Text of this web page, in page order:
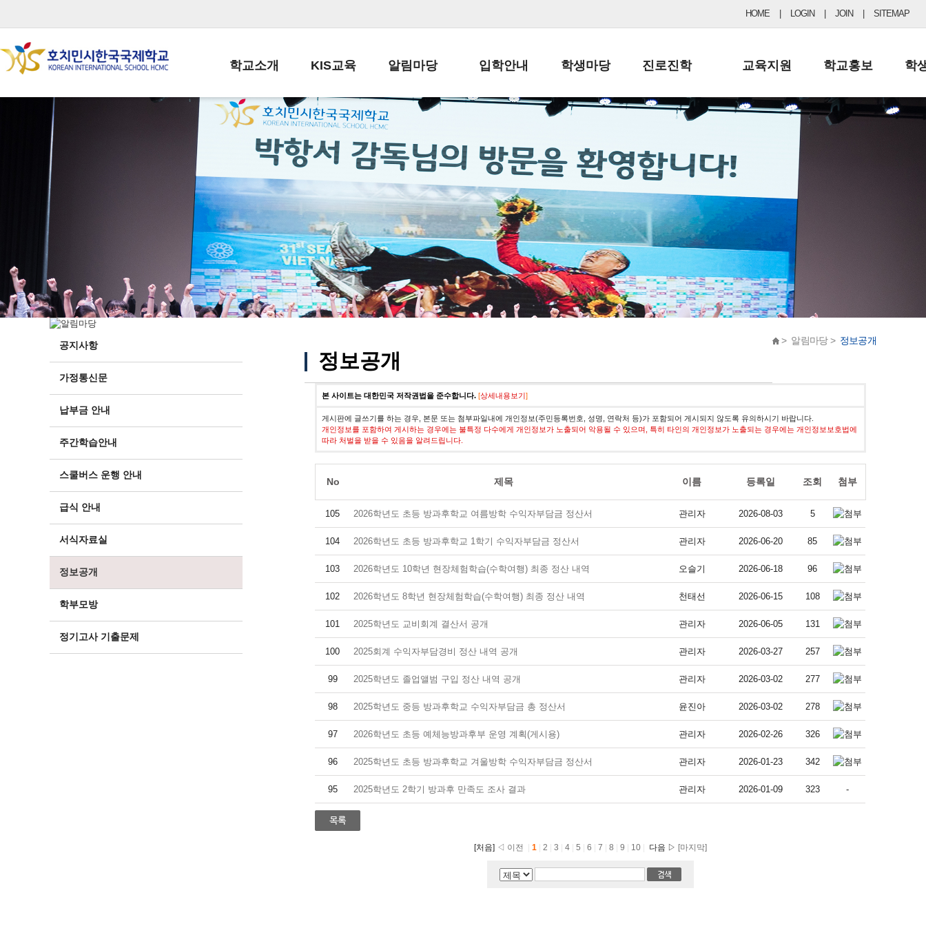
HOME LOGIN JOIN SITEMAP
학교소개
학교장인사말
학교상징
학교연혁
교직원현황
학생현황
위치/전화
전경사진
KIS교육
교육목표
학사일정
일과시간표
성과평가자료
알림마당
공지사항
납부금 안내
스쿨버스 운행 안내
급식안내
서식자료실
학부모방
정기고사 기출문제
입학안내
전-편입 서류양식
입학금/수업료
교복구입안내
학생마당
학생생활규정
학교신문
자율진로동아리
유초등 소식지
진로진학
공지사항 및 입시자료
드림레터
교육지원
행정실
학교운영위원회
학교건축기금
학교홍보
보도자료
학
공지사항
가정통신문
납부금 안내
주간학습안내
스쿨버스 운행 안내
급식 안내
서식자료실
정보공개
학부모방
정기고사 기출문제
> 알림마당 > 정보공개
정보공개
본 사이트는 대한민국 저작권법을 준수합니다. [상세내용보기]
게시판에 글쓰기를 하는 경우, 본문 또는 첨부파일내에 개인정보(주민등록번호, 성명, 연락처 등)가 포함되어 게시되지 않도록 유의하시기 바랍니다.
개인정보를 포함하여 게시하는 경우에는 불특정 다수에게 개인정보가 노출되어 악용될 수 있으며, 특히 타인의 개인정보가 노출되는 경우에는 개인정보보호법에
따라 처벌을 받을 수 있음을 알려드립니다.
No 제목 이름 등록일 조회 첨부
105 2026학년도 초등 방과후학교 여름방학 수익자부담금 정산서 관리자 2026-08-03 5
104 2026학년도 초등 방과후학교 1학기 수익자부담금 정산서 관리자 2026-06-20 85
103 2026학년도 10학년 현장체험학습(수학여행) 최종 정산 내역 오슬기 2026-06-18 96
102 2026학년도 8학년 현장체험학습(수학여행) 최종 정산 내역 천태선 2026-06-15 108
101 2025학년도 교비회계 결산서 공개 관리자 2026-06-05 131
100 2025회계 수익자부담경비 정산 내역 공개 관리자 2026-03-27 257
99 2025학년도 졸업앨범 구입 정산 내역 공개 관리자 2026-03-02 277
98 2025학년도 중등 방과후학교 수익자부담금 총 정산서 윤진아 2026-03-02 278
97 2026학년도 초등 예체능방과후부 운영 계획(게시용) 관리자 2026-02-26 326
96 2025학년도 초등 방과후학교 겨울방학 수익자부담금 정산서 관리자 2026-01-23 342
95 2025학년도 2학기 방과후 만족도 조사 결과 관리자 2026-01-09 323 -
[처음] ◁ 이전 1 2 3 4 5 6 7 8 9 10 다음 ▷ [마지막]